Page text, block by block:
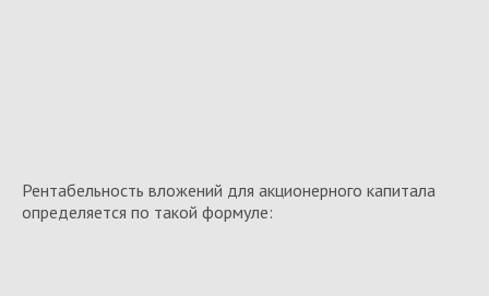
Рентабельность вложений для акционерного капитала
определяется по такой формуле: